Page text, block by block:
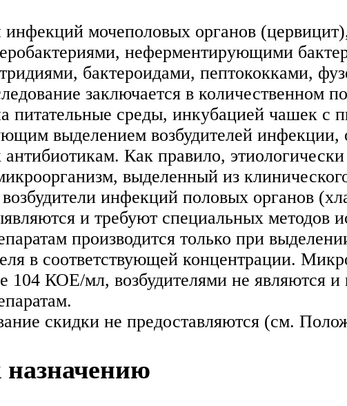
мочеполовых органов
неферментирующими
бактероидами, пептококками,
заключается в количественном
питательные среды, инкубацией чашек с
выделением возбудителей
антибиотикам. Как правило,
выделенный из
инфекций половых органов
и требуют специальных методов
производится только при
в соответствующей концентрации.
104 КОЕ/мл, возбудителями не являются и
скидки не предоставляются (см.